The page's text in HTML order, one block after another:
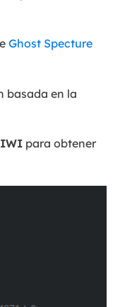
Ghost Specture
basada en la
para obtener